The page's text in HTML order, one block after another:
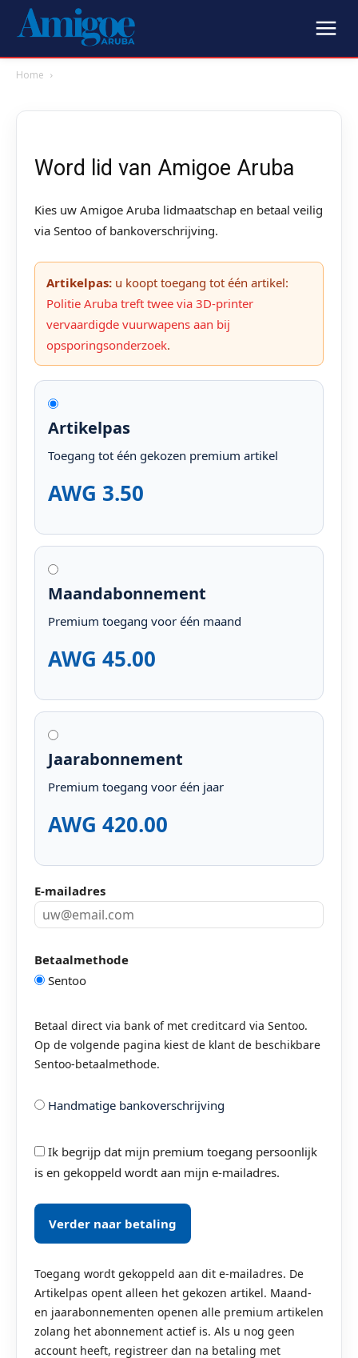
Home
Word lid van Amigoe Aruba
Kies uw Amigoe Aruba lidmaatschap en betaal veilig
via Sentoo of bankoverschrijving.
Artikelpas: u koopt toegang tot één artikel:
Politie Aruba treft twee via 3D-printer
vervaardigde vuurwapens aan bij
opsporingsonderzoek.
Artikelpas
Toegang tot één gekozen premium artikel
AWG 3.50
Maandabonnement
Premium toegang voor één maand
AWG 45.00
Jaarabonnement
Premium toegang voor één jaar
AWG 420.00
E-mailadres
Betaalmethode
Sentoo
Betaal direct via bank of met creditcard via Sentoo.
Op de volgende pagina kiest de klant de beschikbare
Sentoo-betaalmethode.
Handmatige bankoverschrijving
Ik begrijp dat mijn premium toegang persoonlijk
is en gekoppeld wordt aan mijn e-mailadres.
Verder naar betaling
Toegang wordt gekoppeld aan dit e-mailadres. De
Artikelpas opent alleen het gekozen artikel. Maand-
en jaarabonnementen openen alle premium artikelen
zolang het abonnement actief is. Als u nog geen
account heeft, registreer dan na betaling met